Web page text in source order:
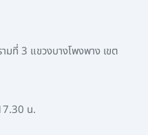
ที่ 3 แขวงบางโพงพาง เขต
น.